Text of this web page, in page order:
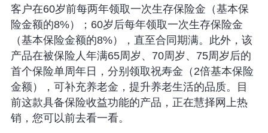
客户在60岁前每两年领取一次生存保险金（基本保
险金额的8%）；60岁后每年领取一次生存保险金
（基本保险金额的8%），直至合同期满。此外，该
产品在被保险人年满65周岁、70周岁、75周岁后的
首个保险单周年日，分别领取祝寿金（2倍基本保险
金额），可补充养老金，提升养老生活的品质。目
前这款具备保险收益功能的产品，正在慧择网上热
销，您可以前去看一看。